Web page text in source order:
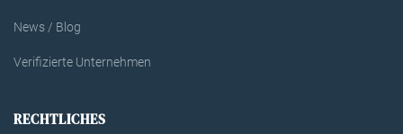
News / Blog
Verifizierte Unternehmen
RECHTLICHES